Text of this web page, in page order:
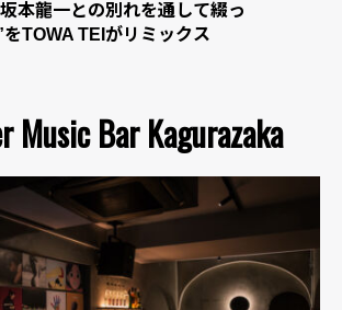
本龍一との別れを通して綴っ
TOWA TEIがリミックス
Music Bar Kagurazaka